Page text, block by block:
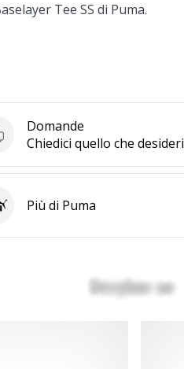
Tee SS di Puma.
Domande
Chiedici quello che desideri
Più di Puma